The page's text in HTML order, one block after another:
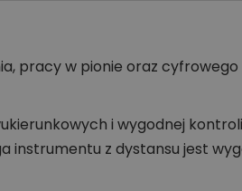
pracy w pionie oraz
i wygodnej
instrumentu z dystansu jest